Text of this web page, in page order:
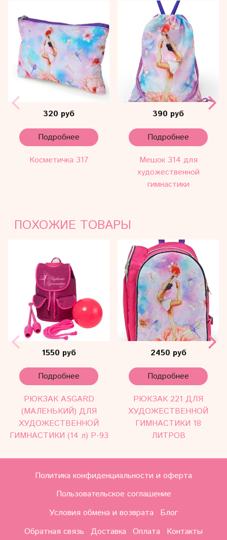
320 руб
Подробнее
Косметичка 317
390 руб
Подробнее
Мешок 314 для
художественной
гимнастики
ПОХОЖИЕ ТОВАРЫ
1550 руб
Подробнее
РЮКЗАК ASGARD
(МАЛЕНЬКИЙ) ДЛЯ
ХУДОЖЕСТВЕННОЙ
ГИМНАСТИКИ (14 л) Р-93
2450 руб
Подробнее
РЮКЗАК 221 ДЛЯ
ХУДОЖЕСТВЕННОЙ
ГИМНАСТИКИ 18
ЛИТРОВ
Политика конфиденциальности и оферта
Пользовательское соглашение
Условия обмена и возврата
Блог
Обратная связь
Доставка Оплата Контакты